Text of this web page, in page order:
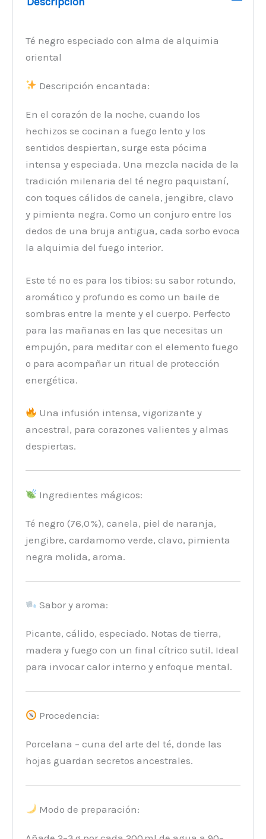
Té negro especiado con alma de alquimia
oriental
Descripción encantada:
En el corazón de la noche, cuando los
hechizos se cocinan a fuego lento y los
sentidos despiertan, surge esta pócima
intensa y especiada. Una mezcla nacida de la
tradición milenaria del té negro paquistaní,
con toques cálidos de canela, jengibre, clavo
y pimienta negra. Como un conjuro entre los
dedos de una bruja antigua, cada sorbo evoca
la alquimia del fuego interior.
Este té no es para los tibios: su sabor rotundo,
aromático y profundo es como un baile de
sombras entre la mente y el cuerpo. Perfecto
para las mañanas en las que necesitas un
empujón, para meditar con el elemento fuego
o para acompañar un ritual de protección
energética.
Una infusión intensa, vigorizante y
ancestral, para corazones valientes y almas
despiertas.
Ingredientes mágicos:
Té negro (76,0 %), canela, piel de naranja,
jengibre, cardamomo verde, clavo, pimienta
negra molida, aroma.
Sabor y aroma:
Picante, cálido, especiado. Notas de tierra,
madera y fuego con un final cítrico sutil. Ideal
para invocar calor interno y enfoque mental.
Procedencia:
Porcelana – cuna del arte del té, donde las
hojas guardan secretos ancestrales.
Modo de preparación: